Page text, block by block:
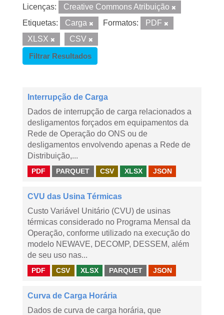
Licenças:
Creative Commons Atribuição
Etiquetas:
Carga Formatos:
PDF
XLSX
CSV
Filtrar Resultados
Interrupção de Carga
Dados de interrupção de carga relacionados a
desligamentos forçados em equipamentos da
Rede de Operação do ONS ou de
desligamentos envolvendo apenas a Rede de
Distribuição,...
PDF PARQUET CSV XLSX JSON
CVU das Usina Térmicas
Custo Variável Unitário (CVU) de usinas
térmicas considerado no Programa Mensal da
Operação, conforme utilizado na execução do
modelo NEWAVE, DECOMP, DESSEM, além
de seu uso nas...
PDF CSV XLSX PARQUET JSON
Curva de Carga Horária
Dados de curva de carga horária, que